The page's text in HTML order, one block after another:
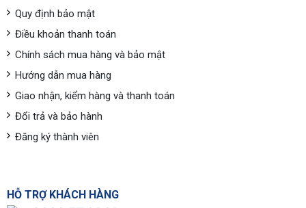
Quy định bảo mật
Điều khoản thanh toán
Chính sách mua hàng và bảo mật
Hướng dẫn mua hàng
Giao nhận, kiểm hàng và thanh toán
Đổi trả và bảo hành
Đăng ký thành viên
HỖ TRỢ KHÁCH HÀNG